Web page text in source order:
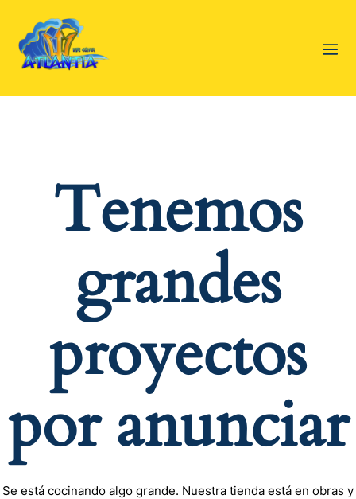
Tenemos
grandes
proyectos
por anunciar
Se está cocinando algo grande. Nuestra tienda está en obras y